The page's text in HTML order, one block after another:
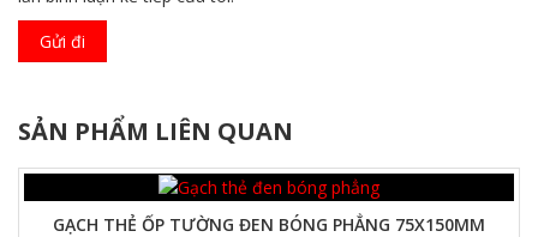
SẢN PHẨM LIÊN QUAN
GẠCH THẺ ỐP TƯỜNG ĐEN BÓNG PHẲNG 75X150MM